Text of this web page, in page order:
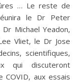
… Le reste de
le Dr Peter
Michael Yeadon,
Vliet, le Dr Jose
scientifiques,
qui discuteront
aux essais